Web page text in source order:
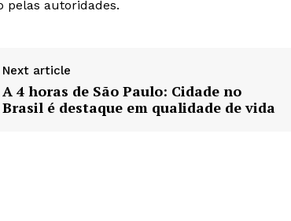
pelas autoridades.
Next article
A 4 horas de São Paulo: Cidade no
Brasil é destaque em qualidade de vida